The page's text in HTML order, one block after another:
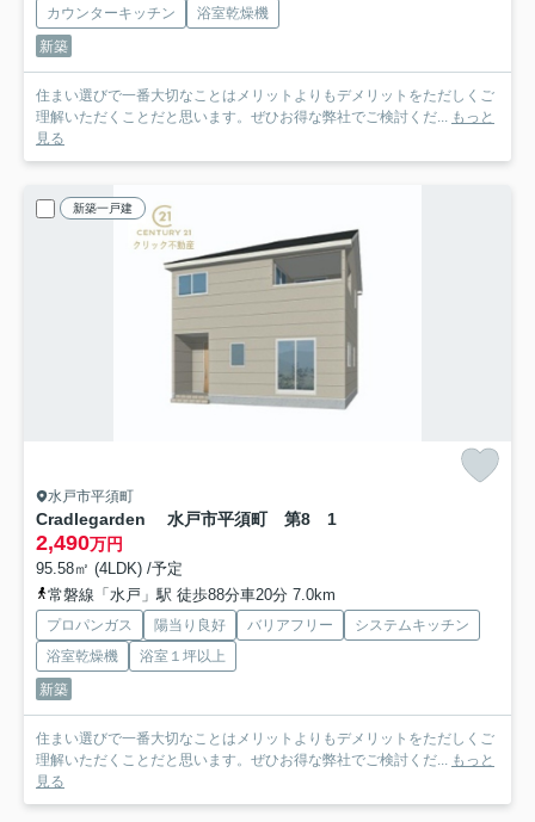
カウンターキッチン
浴室乾燥機
新築
住まい選びで一番大切なことはメリットよりもデメリットをただしくご
理解いただくことだと思います。ぜひお得な弊社でご検討くだ...
もっと
見る
新築一戸建
水戸市平須町
Cradlegarden 水戸市平須町 第8 1
2,490万円
95.58㎡ (4LDK) /予定
常磐線「水戸」駅 徒歩88分車20分 7.0km
プロパンガス 陽当り良好 バリアフリー
システムキッチン
浴室乾燥機
浴室１坪以上
新築
住まい選びで一番大切なことはメリットよりもデメリットをただしくご
理解いただくことだと思います。ぜひお得な弊社でご検討くだ...
もっと
見る